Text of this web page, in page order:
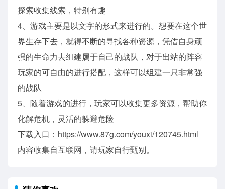
探索收集线索，特别有趣
4、游戏主要是以文字的形式来进行的。想要在这个世
界生存下去，就得不断的寻找各种资源，凭借自身顽
强的生命力去组建属于自己的战队，对于出站的阵容
玩家的可自由的进行搭配，这样可以组建一只非常强
的战队
5、随着游戏的进行，玩家可以收集更多资源，帮助你
化解危机，灵活的躲避危险
下载入口：https://www.87g.com/youxi/120745.html
内容收集自互联网，请玩家自行甄别。